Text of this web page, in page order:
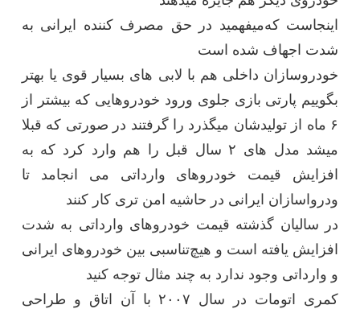
اینجاست که‌میفهمید در حق مصرف کننده ایرانی به
شدت اجهاف شده است
خودروسازان داخلی هم با لابی های بسیار قوی یا بهتر
بگوییم پارتی بازی جلوی ورود خودروهایی که بیشتر از
۶ ماه از تولیدشان میگذرد را گرفتند در صورتی که قبلا
میشد مدل های ۲ سال قبل را هم وارد کرد که به
افزایش قیمت خودروهای وارداتی می انجامد تا
ودرواسازان ایرانی در حاشیه امن تری کار کنند
در سالیان گذشته قیمت خودروهای وارداتی به شدت
افزایش یافته است و هیچ‌تناسبی بین خودروهای ایرانی
و وارداتی وجود ندارد به چند مثال توجه کنید
کمری اتومات در سال ۲۰۰۷ با آن اتاق و طراحی